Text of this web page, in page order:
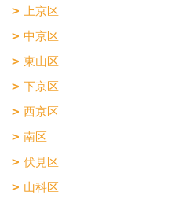
上京区
中京区
東山区
下京区
西京区
南区
伏見区
山科区